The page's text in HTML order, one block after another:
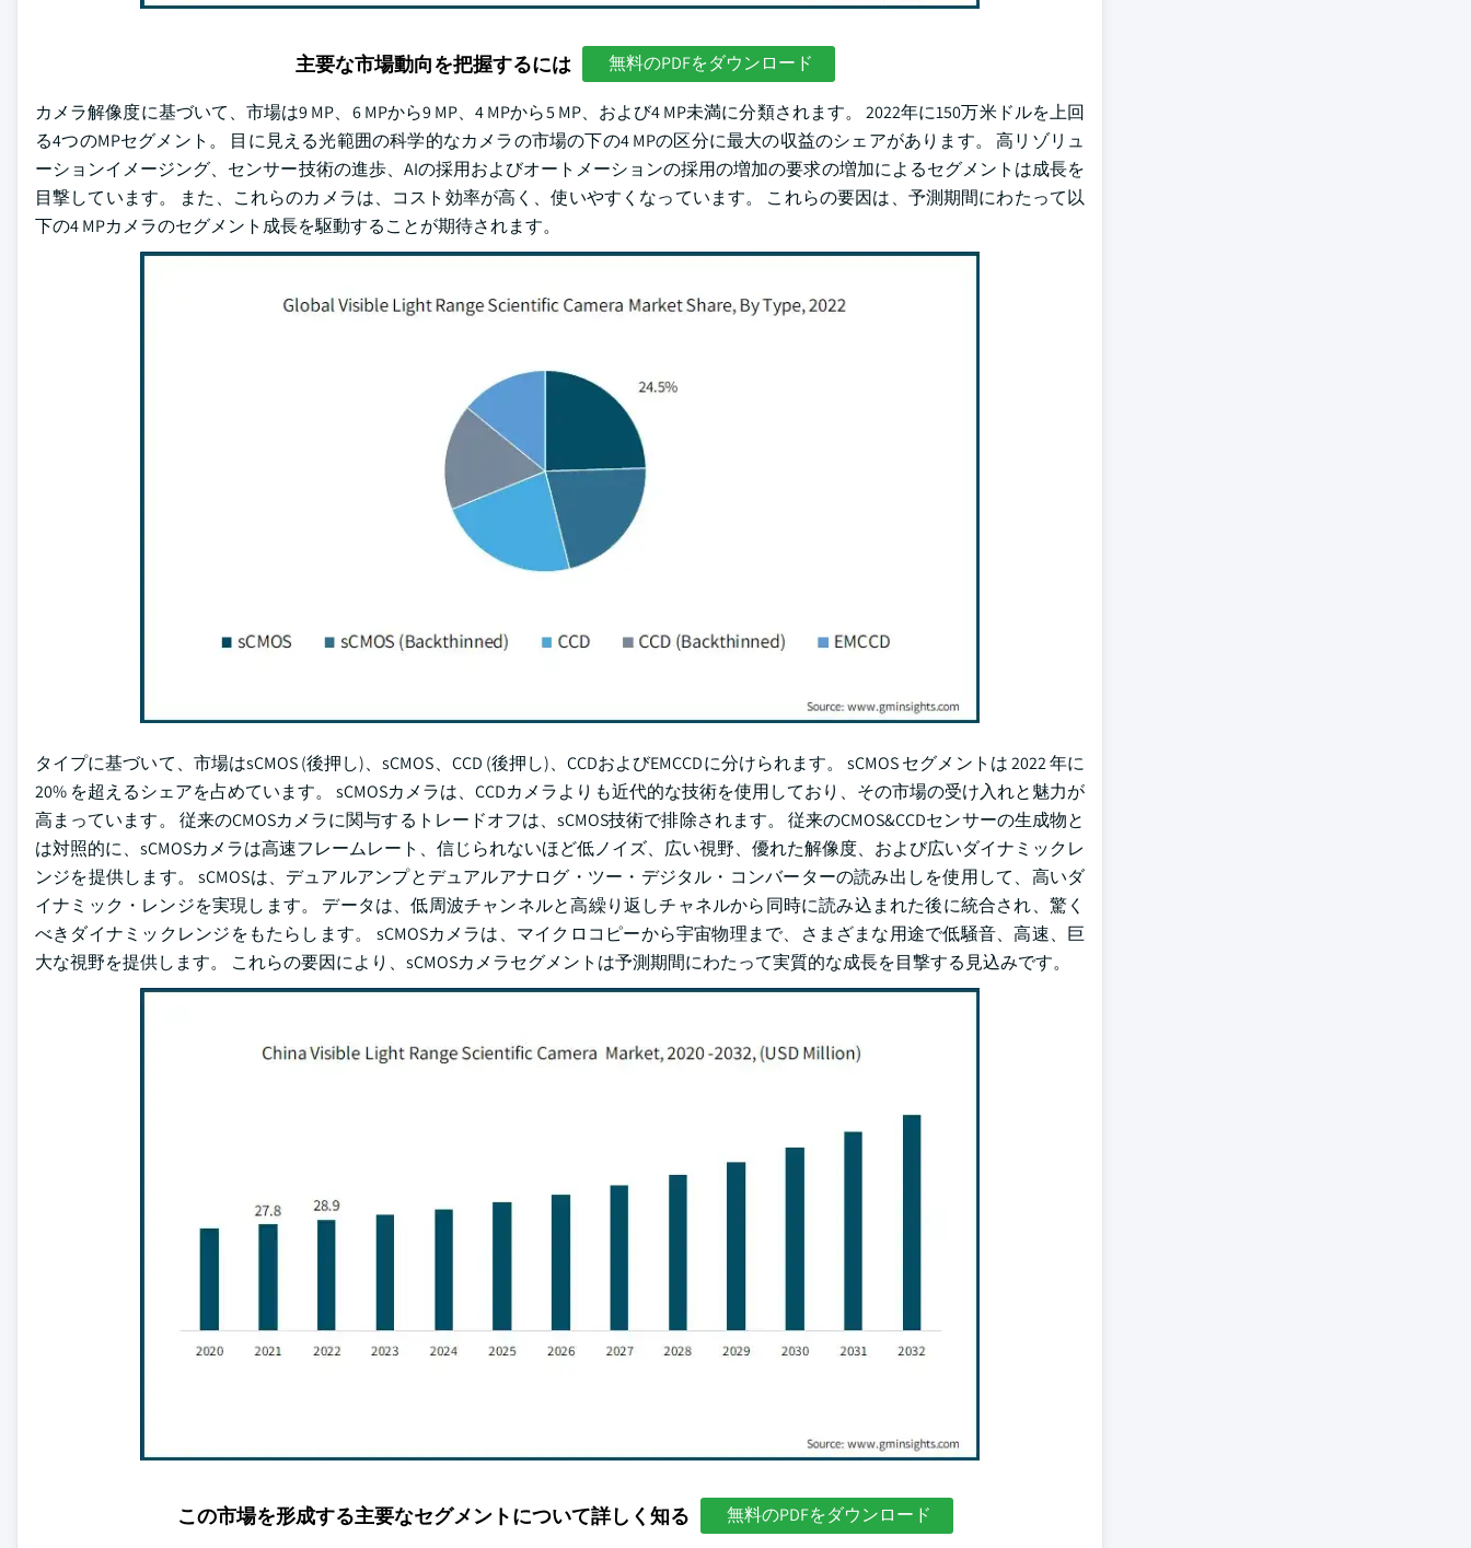
主要な市場動向を把握するには 無料のPDFをダウンロード
カメラ解像度に基づいて、市場は9 MP、6 MPから9 MP、4 MPから5 MP、および4 MP未満に分類されます。 2022年に150万米ドルを上回
る4つのMPセグメント。 目に見える光範囲の科学的なカメラの市場の下の4 MPの区分に最大の収益のシェアがあります。 高リゾリュ
ーションイメージング、センサー技術の進歩、AIの採用およびオートメーションの採用の増加の要求の増加によるセグメントは成長を
目撃しています。 また、これらのカメラは、コスト効率が高く、使いやすくなっています。 これらの要因は、予測期間にわたって以
下の4 MPカメラのセグメント成長を駆動することが期待されます。
タイプに基づいて、市場はsCMOS (後押し)、sCMOS、CCD (後押し)、CCDおよびEMCCDに分けられます。 sCMOS セグメントは 2022 年に
20% を超えるシェアを占めています。 sCMOSカメラは、CCDカメラよりも近代的な技術を使用しており、その市場の受け入れと魅力が
高まっています。 従来のCMOSカメラに関与するトレードオフは、sCMOS技術で排除されます。 従来のCMOS&CCDセンサーの生成物と
は対照的に、sCMOSカメラは高速フレームレート、信じられないほど低ノイズ、広い視野、優れた解像度、および広いダイナミックレ
ンジを提供します。 sCMOSは、デュアルアンプとデュアルアナログ・ツー・デジタル・コンバーターの読み出しを使用して、高いダ
イナミック・レンジを実現します。 データは、低周波チャンネルと高繰り返しチャネルから同時に読み込まれた後に統合され、驚く
べきダイナミックレンジをもたらします。 sCMOSカメラは、マイクロコピーから宇宙物理まで、さまざまな用途で低騒音、高速、巨
大な視野を提供します。 これらの要因により、sCMOSカメラセグメントは予測期間にわたって実質的な成長を目撃する見込みです。
この市場を形成する主要なセグメントについて詳しく知る 無料のPDFをダウンロード